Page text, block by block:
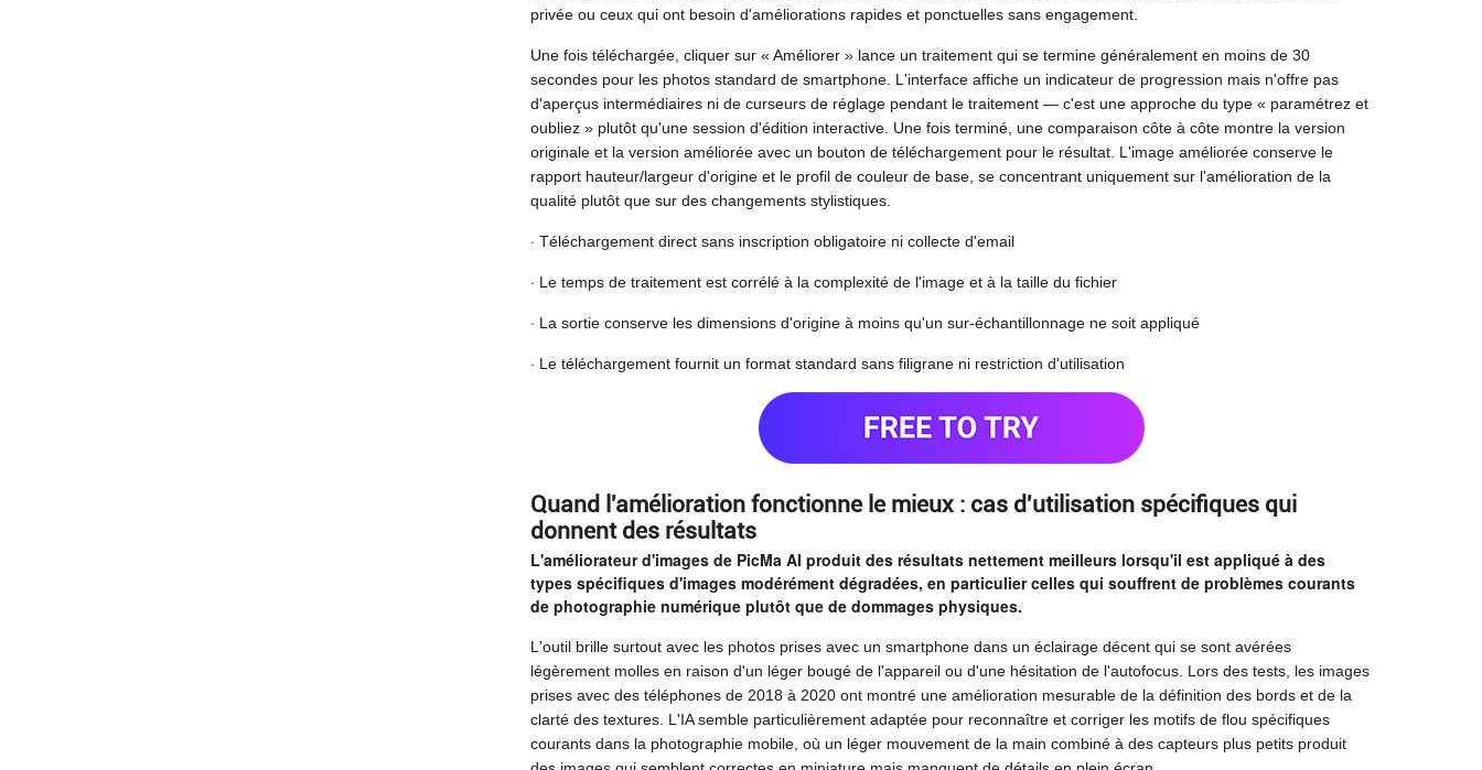
privée ou ceux qui ont besoin d'améliorations rapides et ponctuelles sans engagement.
Une fois téléchargée, cliquer sur « Améliorer » lance un traitement qui se termine généralement en moins de 30
secondes pour les photos standard de smartphone. L'interface affiche un indicateur de progression mais n'offre pas
d'aperçus intermédiaires ni de curseurs de réglage pendant le traitement — c'est une approche du type « paramétrez et
oubliez » plutôt qu'une session d'édition interactive. Une fois terminé, une comparaison côte à côte montre la version
originale et la version améliorée avec un bouton de téléchargement pour le résultat. L'image améliorée conserve le
rapport hauteur/largeur d'origine et le profil de couleur de base, se concentrant uniquement sur l'amélioration de la
qualité plutôt que sur des changements stylistiques.
·Téléchargement direct sans inscription obligatoire ni collecte d'email
· Le temps de traitement est corrélé à la complexité de l'image et à la taille du fichier
· La sortie conserve les dimensions d'origine à moins qu'un sur-échantillonnage ne soit appliqué
· Le téléchargement fournit un format standard sans filigrane ni restriction d'utilisation
Quand l'amélioration fonctionne le mieux : cas d'utilisation spécifiques qui
donnent des résultats
L'améliorateur d'images de PicMa AI produit des résultats nettement meilleurs lorsqu'il est appliqué à des
types spécifiques d'images modérément dégradées, en particulier celles qui souffrent de problèmes courants
de photographie numérique plutôt que de dommages physiques.
L'outil brille surtout avec les photos prises avec un smartphone dans un éclairage décent qui se sont avérées
légèrement molles en raison d'un léger bougé de l'appareil ou d'une hésitation de l'autofocus. Lors des tests, les images
prises avec des téléphones de 2018 à 2020 ont montré une amélioration mesurable de la définition des bords et de la
clarté des textures. L'IA semble particulièrement adaptée pour reconnaître et corriger les motifs de flou spécifiques
courants dans la photographie mobile, où un léger mouvement de la main combiné à des capteurs plus petits produit